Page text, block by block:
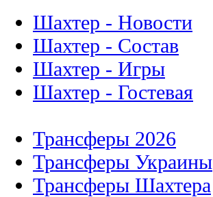
Шахтер - Новости
Шахтер - Состав
Шахтер - Игры
Шахтер - Гостевая
Трансферы 2026
Трансферы Украины
Трансферы Шахтера